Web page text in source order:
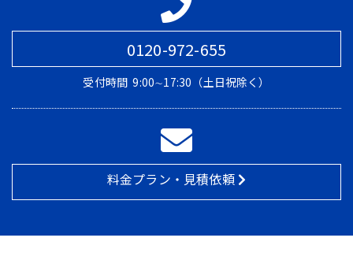
0120-972-655
受付時間 9:00∼17:30（土日祝除く）
料金プラン・見積依頼